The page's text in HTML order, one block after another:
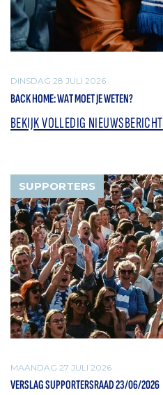
DINSDAG 28 JULI 2026
BACK HOME: WAT MOET JE WETEN?
BEKIJK VOLLEDIG NIEUWSBERICHT
SUPPORTERS
MAANDAG 27 JULI 2026
VERSLAG SUPPORTERSRAAD 23/06/2026